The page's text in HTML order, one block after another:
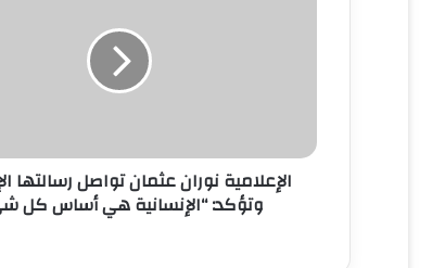
الإعلامية نوران عثمان تواصل رسالتها
وتؤكد: “الإنسانية هي أساس كل